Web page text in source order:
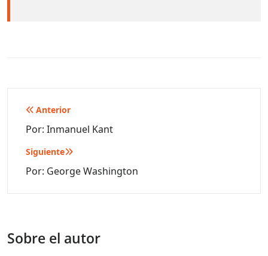
Navegación
de
entradas
Anterior
Por: Inmanuel Kant
Siguiente
Por: George Washington
Sobre el autor